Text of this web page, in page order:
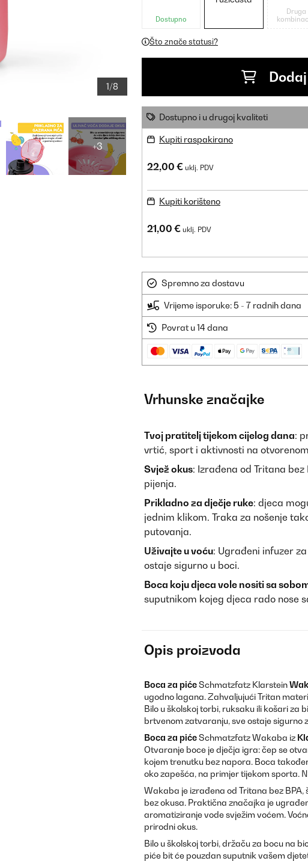
1/8
+3
Dostupno
Druga
Što znače statusi?
Dostupno i u drugoj kvaliteti
Kupiti raspakirano
22,00 € uklj. PDV
Kupiti korišteno
21,00 € uklj. PDV
Spremno za dostavu
Vrijeme isporuke: 5 - 7 radnih dana
Povrat u 14 dana
Vrhunske značajke
Tvoj pratitelj tijekom cijelog dana:
vrtić, sport i aktivnosti na
Svjež okus: Izrađena od Tritana
pijenja.
Prikladno za dječje ruke: djeca
jednim klikom. Traka za nošenje
putovanja.
Uživajte u voću: Ugrađeni infuzer
ostaje sigurno u boci.
Boca koju djeca vole nositi sa
suputnikom kojeg djeca rado nose
Opis proizvoda
Boca za pićeSchmatzfatz Klarstein
ugodno lagana. Zahvaljujući Tritan
Bilo u školskoj torbi, ruksaku ili košari za
brtvenom zatvaranju, sve ostaje sigurno
Boca za pićeSchmatzfatz Wakaba iz
Otvaranje boce je dječja igra: čep se
kojem trenutku bez napora. Boca
oko zapešća, na primjer tijekom sporta.
Wakaba je izrađena od Tritana bez BPA,
bez okusa. Praktična značajka je
aromatiziranje vode svježim voćem.
prirodni okus.
Bilo u školskoj torbi, držaču za bocu na
piće bit će pouzdan suputnik vašem